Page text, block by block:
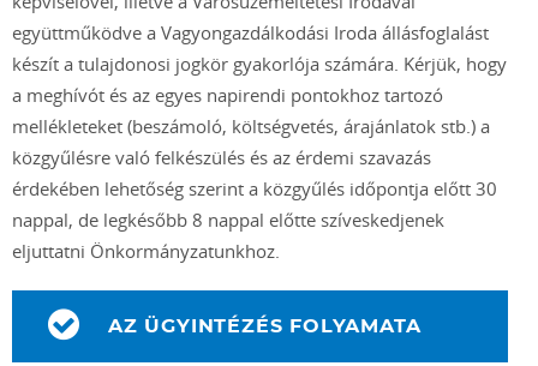
együttműködve a Vagyongazdálkodási Iroda állásfoglalást
készít a tulajdonosi jogkör gyakorlója számára. Kérjük, hogy
a meghívót és az egyes napirendi pontokhoz tartozó
mellékleteket (beszámoló, költségvetés, árajánlatok stb.) a
közgyűlésre való felkészülés és az érdemi szavazás
érdekében lehetőség szerint a közgyűlés időpontja előtt 30
nappal, de legkésőbb 8 nappal előtte szíveskedjenek
eljuttatni Önkormányzatunkhoz.
AZ ÜGYINTÉZÉS FOLYAMATA